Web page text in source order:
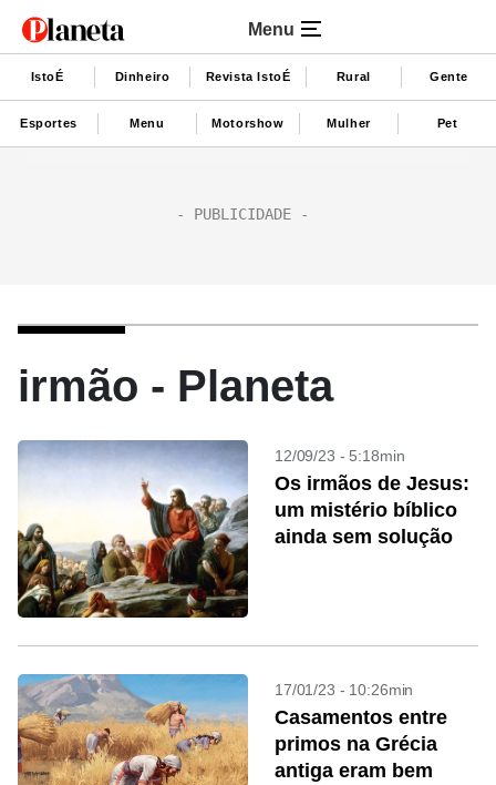
Menu
IstoÉ Dinheiro Revista IstoÉ Rural Gente
Esportes Menu Motorshow Mulher Pet
irmão - Planeta
12/09/23 - 5:18min
Os irmãos de Jesus:
um mistério bíblico
ainda sem solução
17/01/23 - 10:26min
Casamentos entre
primos na Grécia
antiga eram bem